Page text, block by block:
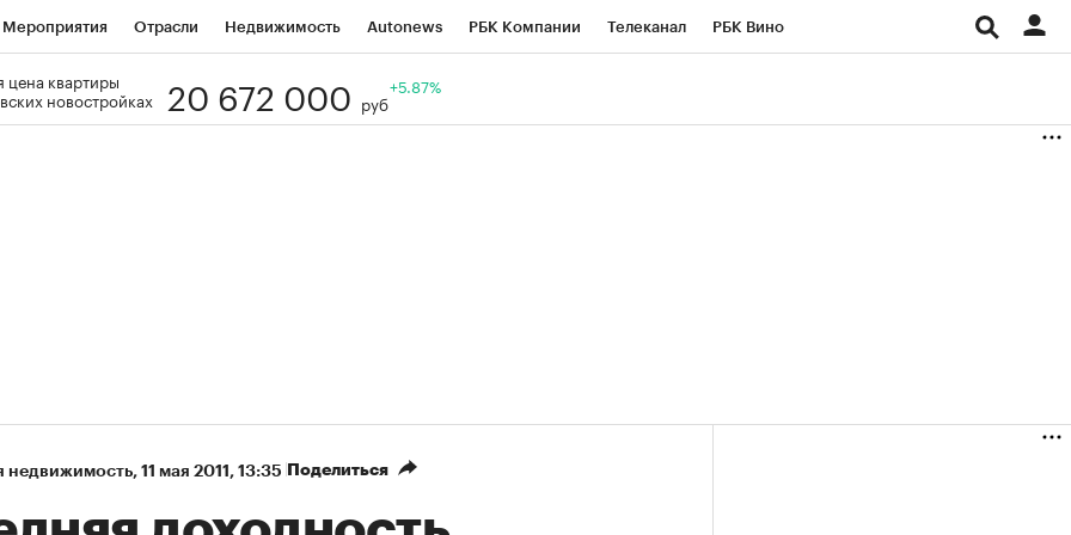
Мероприятия Отрасли Недвижимость Autonews РБК Компании Телеканал РБК Вино
Визионеры
цена квартиры
новостройках
20 672 000 руб
+5.87%
недвижимость⁠, 11 мая 2011, 13:35 Поделиться